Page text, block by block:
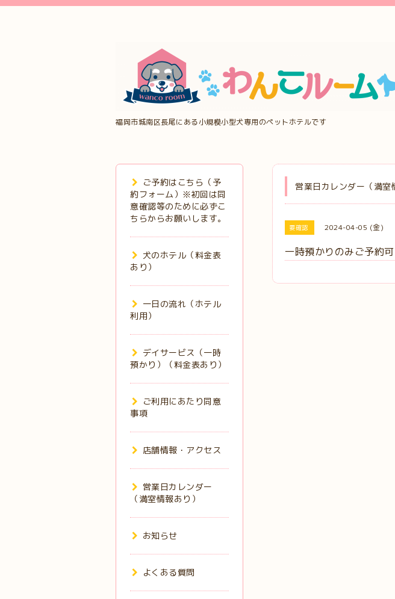
福岡市城南区長尾にある小規模小型犬専用のペットホテルです
営業日カレンダー（満室
要確認 2024-04-05 (金)
一時預かりのみご予約
ご予約はこちら（予
約フォーム）※初回は同
意確認等のために必ずこ
ちらからお願いします。
犬のホテル（料金表
あり）
一日の流れ（ホテル
利用）
デイサービス（一時
預かり）（料金表あり）
ご利用にあたり同意
事項
店舗情報・アクセス
営業日カレンダー
（満室情報あり）
お知らせ
よくある質問